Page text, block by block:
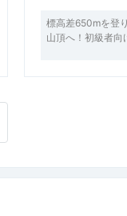
標高差650mを登
山頂へ！初級者